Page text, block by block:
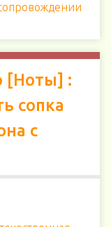
[Ноты] :
сопка
с